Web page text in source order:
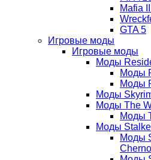
Mafia III
GTA 5
Игровые моды
Игровые моды
Моды
Моды
Моды
Моды
Моды The
Моды
Моды
Моды